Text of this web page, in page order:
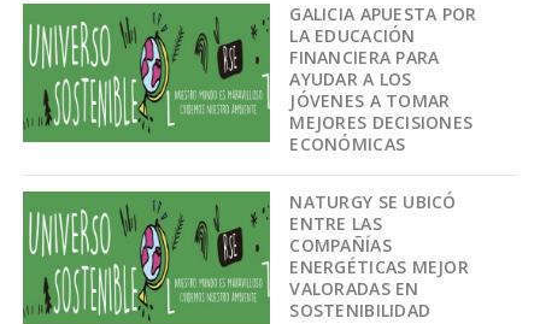
GALICIA APUESTA POR
LA EDUCACIÓN
FINANCIERA PARA
AYUDAR A LOS
JÓVENES A TOMAR
MEJORES DECISIONES
ECONÓMICAS
NATURGY SE UBICÓ
ENTRE LAS
COMPAÑÍAS
ENERGÉTICAS MEJOR
VALORADAS EN
SOSTENIBILIDAD